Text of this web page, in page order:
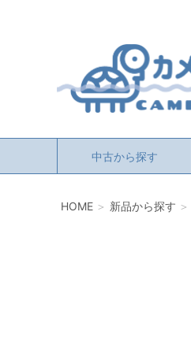
中古から探す
HOME 新品から探す